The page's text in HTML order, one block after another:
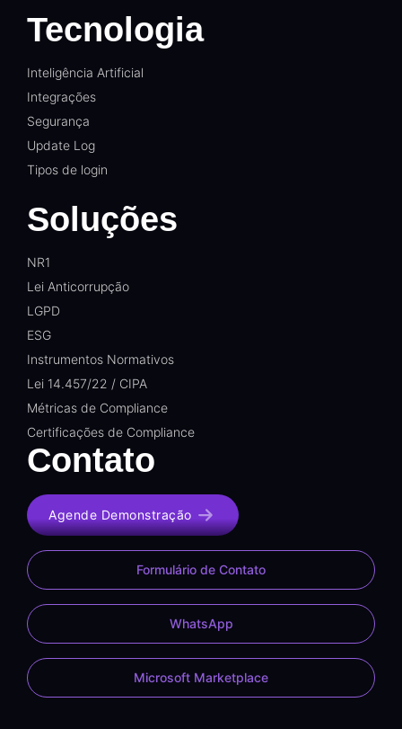
Tecnologia
Inteligência Artificial
Integrações
Segurança
Update Log
Tipos de login
Soluções
NR1
Lei Anticorrupção
LGPD
ESG
Instrumentos Normativos
Lei 14.457/22 / CIPA
Métricas de Compliance
Certificações de Compliance
Contato
Agende Demonstração
Formulário de Contato
WhatsApp
Microsoft Marketplace